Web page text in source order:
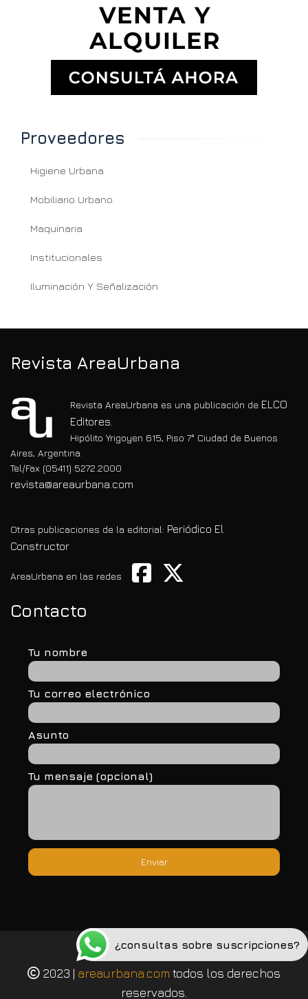
Proveedores
Higiene Urbana
Mobiliario Urbano
Maquinaria
Institucionales
Iluminación Y Señalización
Revista AreaUrbana
Revista AreaUrbana es una publicación de ELCO
Editores.
Hipólito Yrigoyen 615, Piso 7° Ciudad de Buenos
Aires, Argentina.
Tel/Fax (05411) 5272.2000
revista@areaurbana.com
Otras publicaciones de la editorial: Periódico El
Constructor
AreaUrbana en las redes
Contacto
Tu nombre
Tu correo electrónico
Asunto
Tu mensaje (opcional)
Política de privacidad
2023 | areaurbana.com todos los derechos
reservados.
¿consultas sobre suscripciones?